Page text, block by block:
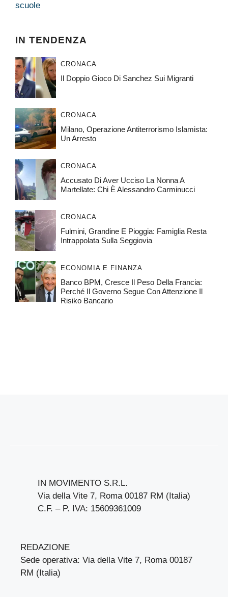
scuole
IN TENDENZA
CRONACA
Il Doppio Gioco Di Sanchez Sui Migranti
CRONACA
Milano, Operazione Antiterrorismo Islamista:
Un Arresto
CRONACA
Accusato Di Aver Ucciso La Nonna A
Martellate: Chi È Alessandro Carminucci
CRONACA
Fulmini, Grandine E Pioggia: Famiglia Resta
Intrappolata Sulla Seggiovia
ECONOMIA E FINANZA
Banco BPM, Cresce Il Peso Della Francia:
Perché Il Governo Segue Con Attenzione Il
Risiko Bancario
IN MOVIMENTO S.R.L.
Via della Vite 7, Roma 00187 RM (Italia)
C.F. – P. IVA: 15609361009
REDAZIONE
Sede operativa: Via della Vite 7, Roma 00187
RM (Italia)